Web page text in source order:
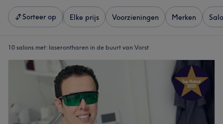
Sorteer op Elke prijs Voorzieningen Merken
10 salons met: laserontharen in de buurt van Vorst